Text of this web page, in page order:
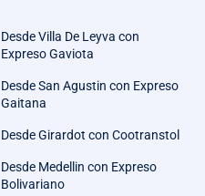
Desde Villa De Leyva con
Expreso Gaviota
Desde San Agustin con Expreso
Gaitana
Desde Girardot con Cootranstol
Desde Medellin con Expreso
Bolivariano